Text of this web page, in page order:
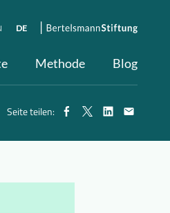
Methode Blog
DE
Seite teilen: